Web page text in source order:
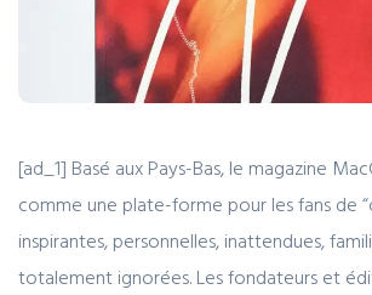
[ad_1] Basé aux Pays-Bas, le magazine
comme une plate-forme pour les fans de
inspirantes, personnelles, inattendues,
totalement ignorées. Les fondateurs et